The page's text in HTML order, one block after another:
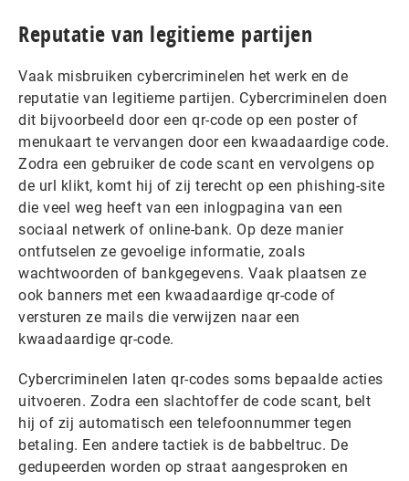
Reputatie van legitieme partijen
Vaak misbruiken cybercriminelen het werk en de
reputatie van legitieme partijen. Cybercriminelen doen
dit bijvoorbeeld door een qr-code op een poster of
menukaart te vervangen door een kwaadaardige code.
Zodra een gebruiker de code scant en vervolgens op
de url klikt, komt hij of zij terecht op een phishing-site
die veel weg heeft van een inlogpagina van een
sociaal netwerk of online-bank. Op deze manier
ontfutselen ze gevoelige informatie, zoals
wachtwoorden of bankgegevens. Vaak plaatsen ze
ook banners met een kwaadaardige qr-code of
versturen ze mails die verwijzen naar een
kwaadaardige qr-code.
Cybercriminelen laten qr-codes soms bepaalde acties
uitvoeren. Zodra een slachtoffer de code scant, belt
hij of zij automatisch een telefoonnummer tegen
betaling. Een andere tactiek is de babbeltruc. De
gedupeerden worden op straat aangesproken en